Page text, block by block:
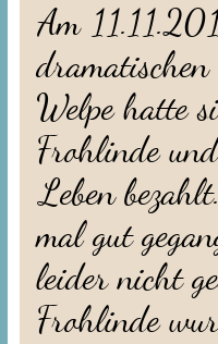
Am
Welpe hatte
Frohlinde
Leben
mal gut
leider nicht
Frohlinde